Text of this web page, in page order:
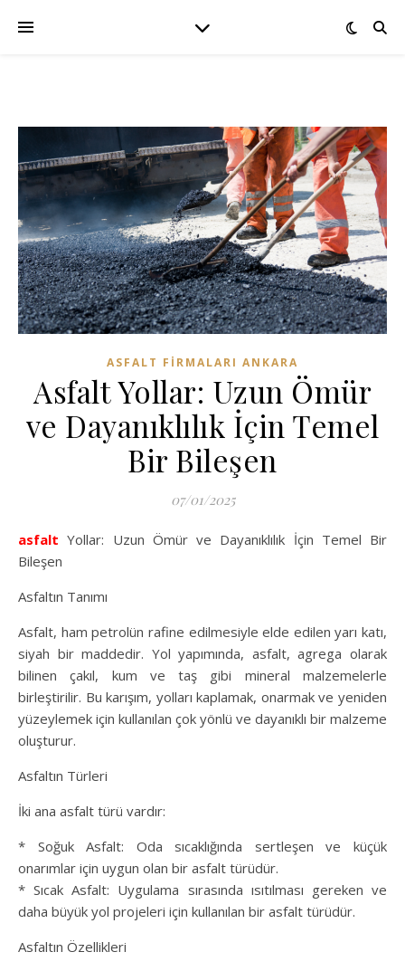
ASFALT FIRMALARI ANKARA
Asfalt Yollar: Uzun Ömür
ve Dayanıklılık İçin Temel
Bir Bileşen
07/01/2025
asfalt Yollar: Uzun Ömür ve Dayanıklılık İçin Temel Bir
Bileşen
Asfaltın Tanımı
Asfalt, ham petrolün rafine edilmesiyle elde edilen yarı katı,
siyah bir maddedir. Yol yapımında, asfalt, agrega olarak
bilinen çakıl, kum ve taş gibi mineral malzemelerle
birleştirilir. Bu karışım, yolları kaplamak, onarmak ve yeniden
yüzeylemek için kullanılan çok yönlü ve dayanıklı bir malzeme
oluşturur.
Asfaltın Türleri
İki ana asfalt türü vardır:
* Soğuk Asfalt: Oda sıcaklığında sertleşen ve küçük
onarımlar için uygun olan bir asfalt türüdür.
* Sıcak Asfalt: Uygulama sırasında ısıtılması gereken ve
daha büyük yol projeleri için kullanılan bir asfalt türüdür.
Asfaltın Özellikleri